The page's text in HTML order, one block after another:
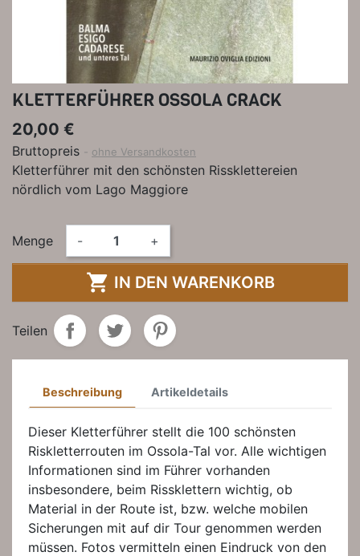
KLETTERFÜHRER OSSOLA CRACK
20,00 €
Bruttopreis ohne Versandkosten
Kletterführer mit den schönsten Rissklettereien
nördlich vom Lago Maggiore
Menge - +
 IN DEN WARENKORB
Teilen
Beschreibung Artikeldetails
Dieser Kletterführer stellt die 100 schönsten
Riskletterrouten im Ossola-Tal vor. Alle wichtigen
Informationen sind im Führer vorhanden
insbesondere, beim Rissklettern wichtig, ob
Material in der Route ist, bzw. welche mobilen
Sicherungen mit auf dir Tour genommen werden
müssen. Fotos vermitteln einen Eindruck von den